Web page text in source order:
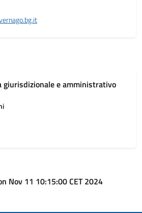
e amministrativo
Nov 11 10:15:00 CET 2024